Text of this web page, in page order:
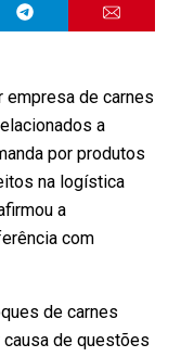
empresa de carnes
a
por produtos
na logística
a
com
de carnes
de questões